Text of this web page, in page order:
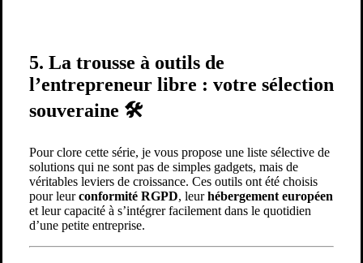
5. La trousse à outils de
l’entrepreneur libre : votre sélection
souveraine 🛠️
Pour clore cette série, je vous propose une liste sélective de
solutions qui ne sont pas de simples gadgets, mais de
véritables leviers de croissance. Ces outils ont été choisis
pour leurconformité RGPD, leurhébergement européen
et leur capacité à s’intégrer facilement dans le quotidien
d’une petite entreprise.